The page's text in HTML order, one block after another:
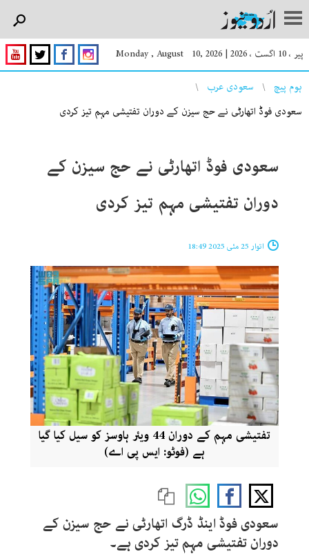
پیر ، 10 اگست ، 2026 |
Monday , August 10, 2026
You are here
ہوم پیچ
سعودی عرب
سعودی فوڈ اتھارٹی نے حج سیزن کے دوران تفتیشی مہم تیز کردی
سعودی فوڈ اتھارٹی نے حج سیزن کے
دوران تفتیشی مہم تیز کردی
اتوار 25 مئی 2025 18:49
تفتیشی مہم کے دوران 44 ویئر ہاوسز کو سیل کیا گیا
ہے (فوٹو: ایس پی اے)
سعودی فوڈ اینڈ ڈرگ اتھارٹی نے حج سیزن کے
دوران تفتیشی مہم تیز کردی ہے۔